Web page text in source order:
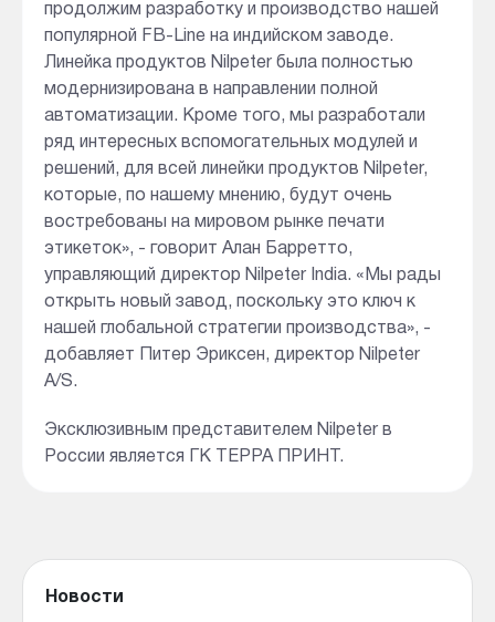
продолжим разработку и производство нашей
популярной FB-Line на индийском заводе.
Линейка продуктов Nilpeter была полностью
модернизирована в направлении полной
автоматизации. Кроме того, мы разработали
ряд интересных вспомогательных модулей и
решений, для всей линейки продуктов Nilpeter,
которые, по нашему мнению, будут очень
востребованы на мировом рынке печати
этикеток», - говорит Алан Барретто,
управляющий директор Nilpeter India. «Мы рады
открыть новый завод, поскольку это ключ к
нашей глобальной стратегии производства», -
добавляет Питер Эриксен, директор Nilpeter
A/S.
Эксклюзивным представителем Nilpeter в
России является ГК ТЕРРА ПРИНТ.
Новости